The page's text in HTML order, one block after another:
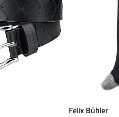
Felix Bühler